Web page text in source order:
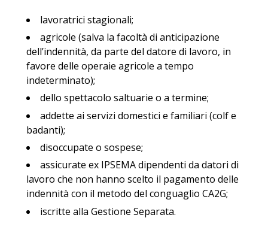
lavoratrici stagionali;
agricole (salva la facoltà di anticipazione
dell’indennità, da parte del datore di lavoro, in
favore delle operaie agricole a tempo
indeterminato);
dello spettacolo saltuarie o a termine;
addette ai servizi domestici e familiari (colf e
badanti);
disoccupate o sospese;
assicurate ex IPSEMA dipendenti da datori di
lavoro che non hanno scelto il pagamento delle
indennità con il metodo del conguaglio CA2G;
iscritte alla Gestione Separata.